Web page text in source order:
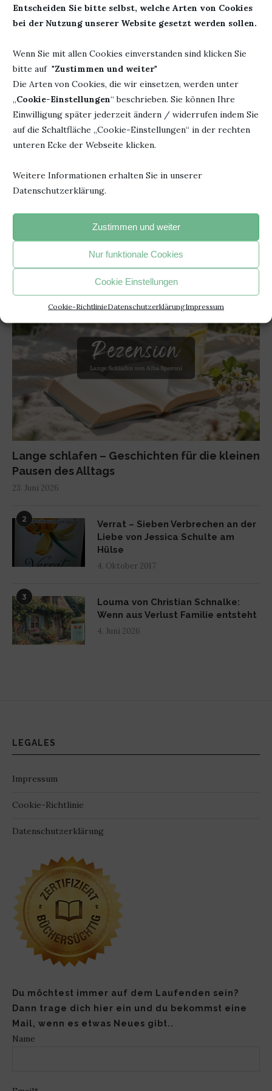
Entscheiden Sie bitte selbst, welche Arten von Cookies
bei der Nutzung unserer Website gesetzt werden sollen.
Wenn Sie mit allen Cookies einverstanden sind klicken Sie
bitte auf "Zustimmen und weiter"
Die Arten von Cookies, die wir einsetzen, werden unter
„Cookie-Einstellungen“ beschrieben. Sie können Ihre
Einwilligung später jederzeit ändern / widerrufen indem Sie
auf die Schaltfläche „Cookie-Einstellungen“ in der rechten
unteren Ecke der Webseite klicken.
Weitere Informationen erhalten Sie in unserer
Datenschutzerklärung.
Zustimmen und weiter
Nur funktionale Cookies
Cookie Einstellungen
Cookie-RichtlinieDatenschutzerklärungImpressum
27. November 2019 0 Kommentar
"Jedesmal, wenn du ein Buch fortgelegt hast und beginnst, den
beabsichtigten Zweck erreicht".
- Janusz Korczak –
Lange schlafen – Geschichten für die kleinen
Pausen des Alltags
23. Juni 2026
2
Verrat – Sieben Verbrechen an der
Liebe von Jessica Schulte am
Hülse
4. Oktober 2017
3
Louma von Christian Schnalke:
Wenn aus Verlust Familie entsteht
4. Juni 2026
LEGALES
Impressum
Cookie-Richtlinie
Datenschutzerklärung
Du möchtest immer auf dem Laufenden sein?
Dann trage dich hier ein und du bekommst eine
Mail, wenn es etwas Neues gibt..
Name